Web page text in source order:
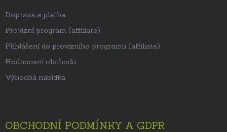
Doprava a platba
Provizní program (affiliate)
Přihlášení do provizního programu (affiliate)
Hodnocení obchodu
Výhodná nabídka
OBCHODNÍ PODMÍNKY A GDPR